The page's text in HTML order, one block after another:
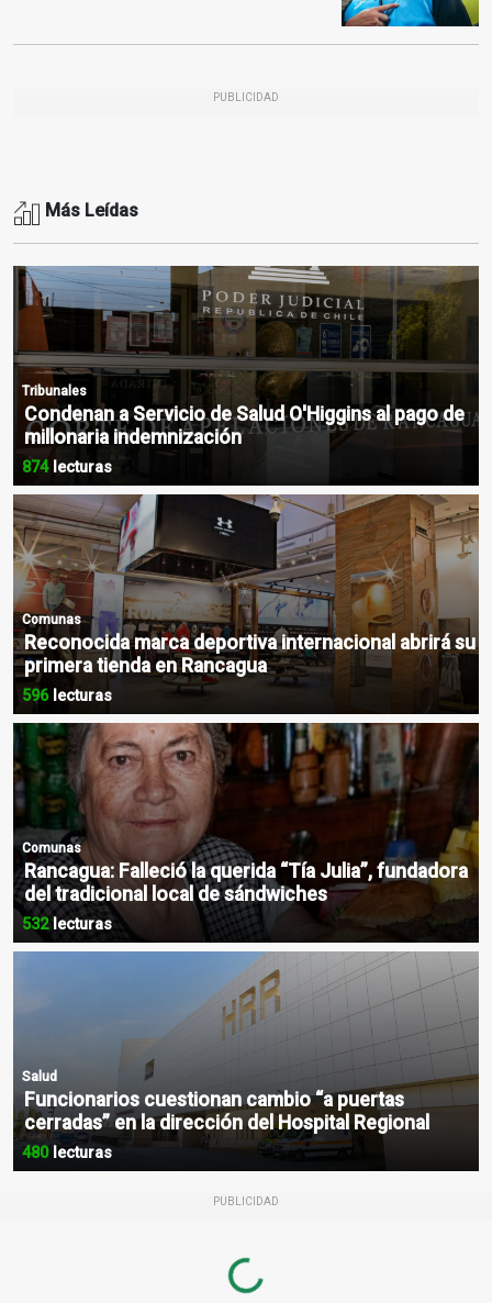
PUBLICIDAD
Más Leídas
Tribunales
Condenan a Servicio de Salud O'Higgins al pago de
millonaria indemnización
874lecturas
Comunas
Reconocida marca deportiva internacional abrirá su
primera tienda en Rancagua
596lecturas
Comunas
Rancagua: Falleció la querida “Tía Julia”, fundadora
del tradicional local de sándwiches
532lecturas
Salud
Funcionarios cuestionan cambio “a puertas
cerradas” en la dirección del Hospital Regional
480lecturas
PUBLICIDAD
Loading...